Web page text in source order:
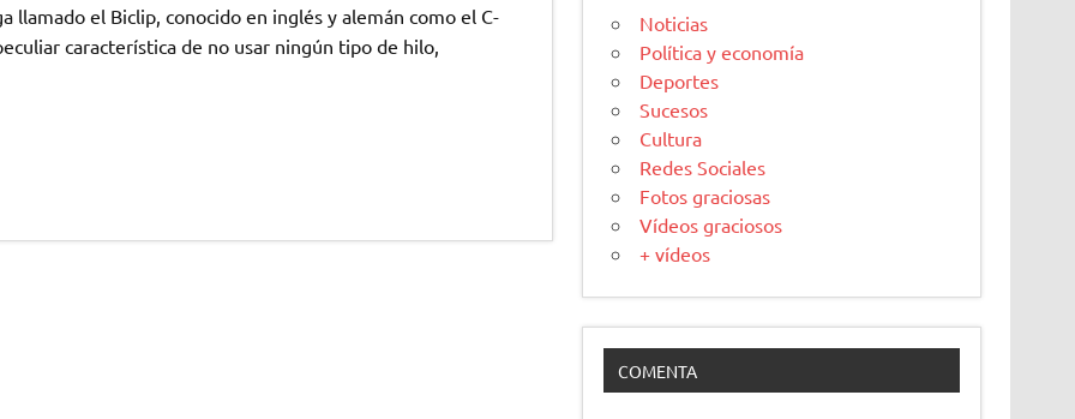
el Biclip, conocido en inglés y alemán como el C-
característica de no usar ningún tipo de hilo,
Noticias
Política y economía
Deportes
Sucesos
Cultura
Redes Sociales
Fotos graciosas
Vídeos graciosos
+ vídeos
COMENTA